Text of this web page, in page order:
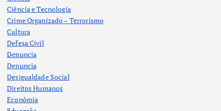
Ciência e Tecnologia
Crime Organizado – Terrorismo
Cultura
Defesa Civil
Denuncia
Denuncia
Desigualdade Social
Direitos Humanos
Econômia